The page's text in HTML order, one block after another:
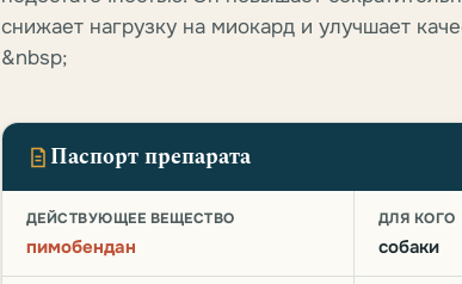
снижает нагрузку на миокард и улучшает
&nbsp;
Паспорт препарата
ДЕЙСТВУЮЩЕЕ ВЕЩЕСТВО
пимобендан
ДЛЯ КОГО
собаки